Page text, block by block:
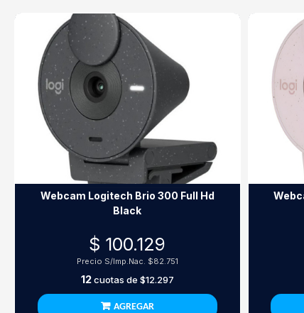
Webcam Logitech Brio 300 Full Hd
Black
$ 100.129
Precio S/Imp.Nac. $82.751
12cuotas de $12.297
AGREGAR